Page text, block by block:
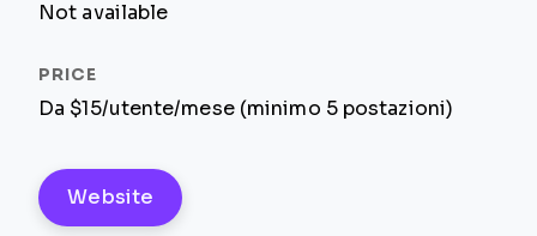
Not available
Da $15/utente/mese (minimo 5 postazioni)
Website